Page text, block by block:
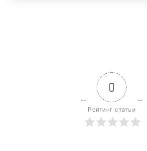
0
Рейтинг статьи